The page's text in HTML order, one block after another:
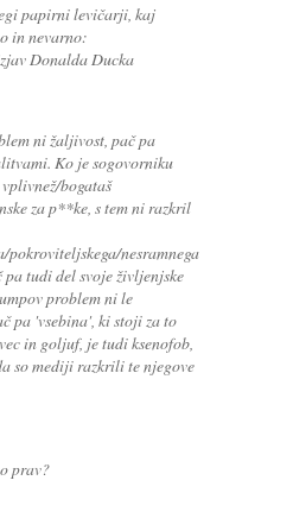
papirni levičarji, kaj
in nevarno:
Donalda Ducka
ni žaljivost, pač pa
Ko je sogovorniku
bogataš
za p**ke, s tem ni razkril
pokroviteljskega/nesramnega
pa tudi del svoje življenjske
problem ni le
pa 'vsebina', ki stoji za to
in goljuf, je tudi ksenofob,
so mediji razkrili te njegove
prav?